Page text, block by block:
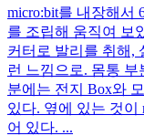
micro:bit를 내장해서
를 조립해 움직여 보
커터로 발리를 취해,
런 느낌으로. 몸통
분에는 전지 Box와
있다. 옆에 있는 것이
어 있다. ...